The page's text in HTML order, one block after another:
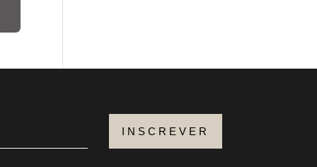
INSCREVER